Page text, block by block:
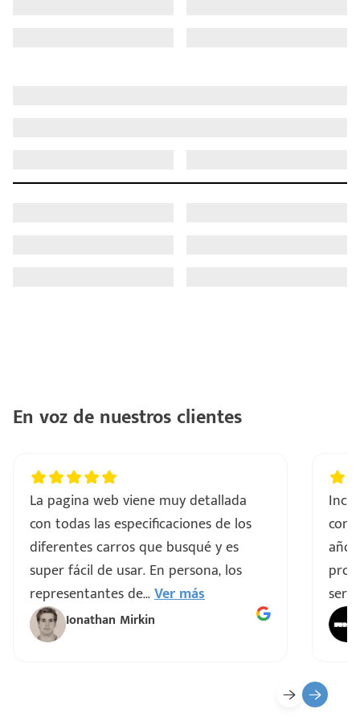
En voz de nuestros clientes
La pagina web viene muy detallada
con todas las especificaciones de los
diferentes carros que busqué y es
super fácil de usar. En persona, los
representantes de...Ver más
Ionathan Mirkin